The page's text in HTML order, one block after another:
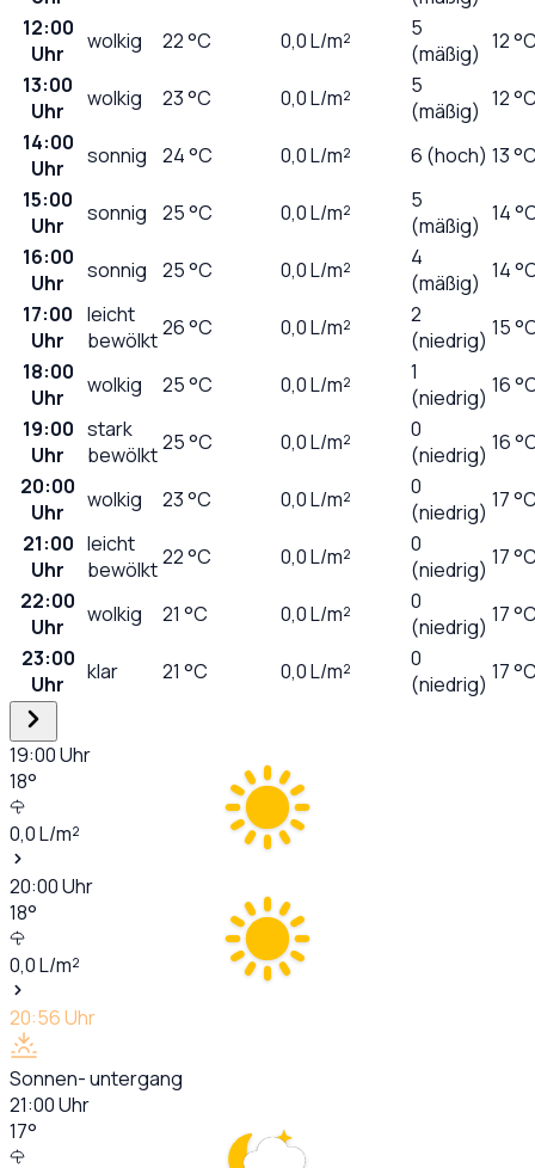
12:00
Uhr
wolkig 22°C 0,0L/m²
5
(mäßig) 12
13:00
Uhr
wolkig 23°C 0,0L/m²
5
(mäßig) 12
14:00
Uhr
sonnig 24°C 0,0L/m² 6 (hoch) 13
15:00
Uhr
sonnig 25°C 0,0L/m²
5
(mäßig) 14
16:00
Uhr
sonnig 25°C 0,0L/m²
4
(mäßig) 14
17:00
Uhr
leicht
bewölkt26°C 0,0L/m²
2
(niedrig) 15
18:00
Uhr
wolkig 25°C 0,0L/m²
1
(niedrig) 16
19:00
Uhr
stark
bewölkt25°C 0,0L/m²
0
(niedrig) 16
20:00
Uhr
wolkig 23°C 0,0L/m²
0
(niedrig) 17
21:00
Uhr
leicht
bewölkt22°C 0,0L/m²
0
(niedrig) 17
22:00
Uhr
wolkig 21 °C 0,0L/m²
0
(niedrig) 17
23:00
Uhr
klar 21 °C 0,0L/m²
0
(niedrig) 17
19:00Uhr
18°
0,0L/m²
20:00Uhr
18°
0,0L/m²
20:56Uhr
Sonnen- untergang
21:00Uhr
17°